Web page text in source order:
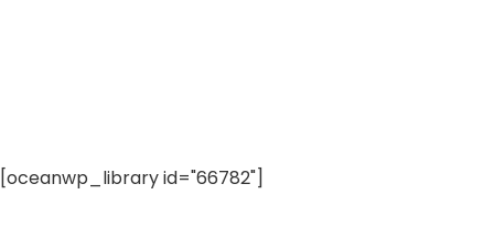
[oceanwp_library id="66782"]